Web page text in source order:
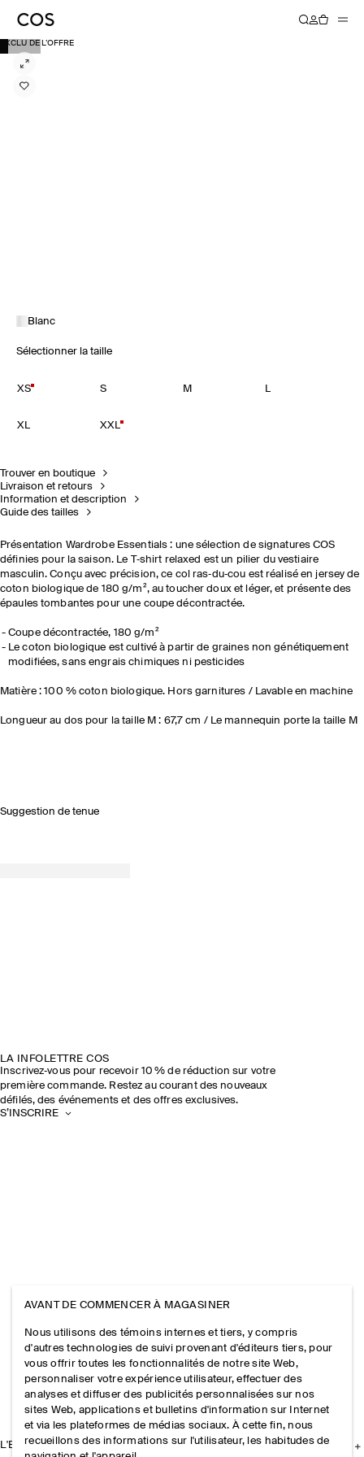
EXCLU DE L’OFFRE
Blanc
Sélectionner la taille
XS S M L
XL XXL
Trouver en boutique
Livraison et retours
Information et description
Guide des tailles
Présentation Wardrobe Essentials : une sélection de signatures COS
définies pour la saison. Le T‑shirt relaxed est un pilier du vestiaire
masculin. Conçu avec précision, ce col ras‑du‑cou est réalisé en jersey de
coton biologique de 180 g/m², au toucher doux et léger, et présente des
épaules tombantes pour une coupe décontractée.
Coupe décontractée, 180 g/m²
Le coton biologique est cultivé à partir de graines non génétiquement
modifiées, sans engrais chimiques ni pesticides
Matière : 100 % coton biologique. Hors garnitures / Lavable en machine
Longueur au dos pour la taille M : 67,7 cm / Le mannequin porte la taille M
Suggestion de tenue
LA INFOLETTRE COS
Inscrivez‑vous pour recevoir 10 % de réduction sur votre
première commande. Restez au courant des nouveaux
défilés, des événements et des offres exclusives.
S’INSCRIRE
L'ENTREPRISE
AVANT DE COMMENCER À MAGASINER
Nous utilisons des témoins internes et tiers, y compris
d'autres technologies de suivi provenant d'éditeurs tiers, pour
vous offrir toutes les fonctionnalités de notre site Web,
personnaliser votre expérience utilisateur, effectuer des
analyses et diffuser des publicités personnalisées sur nos
sites Web, applications et bulletins d'information sur Internet
et via les plateformes de médias sociaux. À cette fin, nous
recueillons des informations sur l'utilisateur, les habitudes de